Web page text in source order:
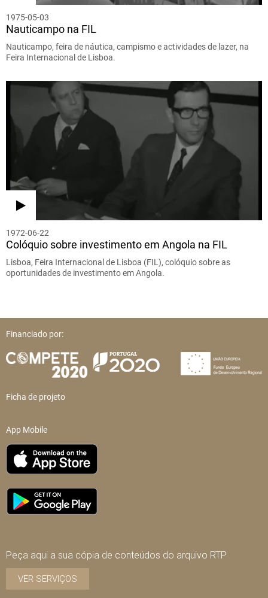
1975-05-03
Nauticampo na FIL
Nauticampo, feira de náutica, campismo e actividades de lazer, na
Feira Internacional de Lisboa.
1972-06-22
Colóquio sobre investimento em Angola na FIL
Lisboa, Feira Internacional de Lisboa (FIL), colóquio sobre as
oportunidades de investimento em Angola.
Financiado por:
Ficha de projeto
App Mobile
Peça aqui a sua cópia de conteúdos do arquivo RTP
VER SERVIÇOS